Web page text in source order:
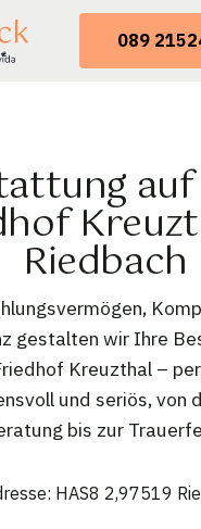
089
Riedbach
gestalten wir Ihre
Kreuzthal –
und seriös, von
bis zur
HAS8 2,97519